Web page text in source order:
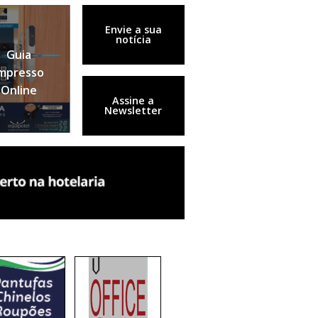
Guia
Online
Envie a sua
notícia
Assine a
Newsletter